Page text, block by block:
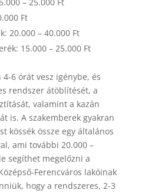
Ft
20.000 – 40.000 Ft
15.000 – 25.000 Ft
6 órát vesz igénybe, és
rendszer átöblítését, a
valamint a kazán
is. A szakemberek gyakran
kössék össze egy általános
ami további 20.000 –
segíthet megelőzni a
Ferencváros lakóinak
hogy a rendszeres, 2-3